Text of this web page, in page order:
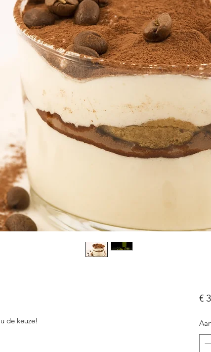
de keuze!
€